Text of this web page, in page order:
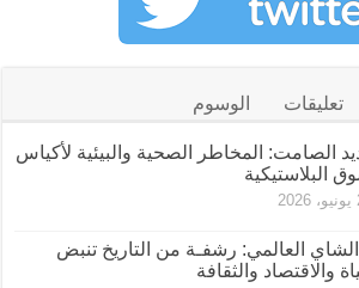
تعليقات الوسوم
الصامت: المخاطر الصحية والبيئية لأكياس
البلاستيكية
العالمي: رشفـة من التاريخ تنبض
والاقتصاد والثقافة